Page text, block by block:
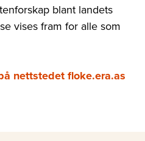
blant landets
vises fram for alle som
nettstedet floke.era.as